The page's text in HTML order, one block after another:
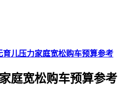
育儿压力家庭宽松购车预算参考
庭宽松购车预算参考